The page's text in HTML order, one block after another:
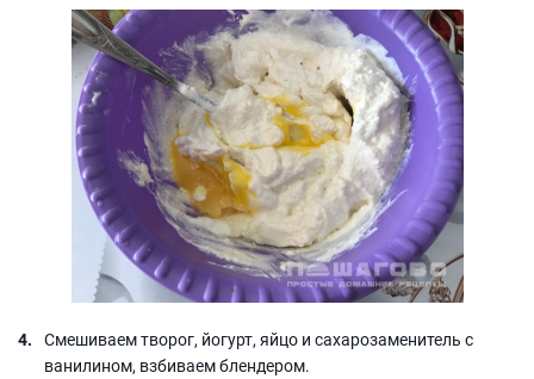
Смешиваем творог, йогурт, яйцо и сахарозаменитель с
ванилином, взбиваем блендером.